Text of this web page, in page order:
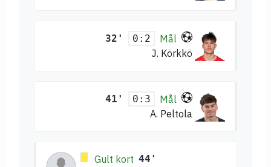
32' 0:2
Mål
J. Körkkö
41' 0:3
Mål
A. Peltola
Gult kort 44'